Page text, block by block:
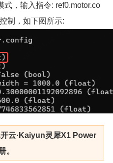
式，输入指令: ref0.motor.co
制，如下图所示:
开云·Kaiyun灵犀X1 Power
。